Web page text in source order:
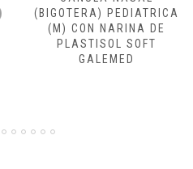
(BIGOTERA) PEDIATRICA
(M) CON NARINA DE
PLASTISOL SOFT
GALEMED